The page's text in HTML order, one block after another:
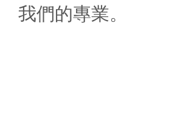
我們的專業。